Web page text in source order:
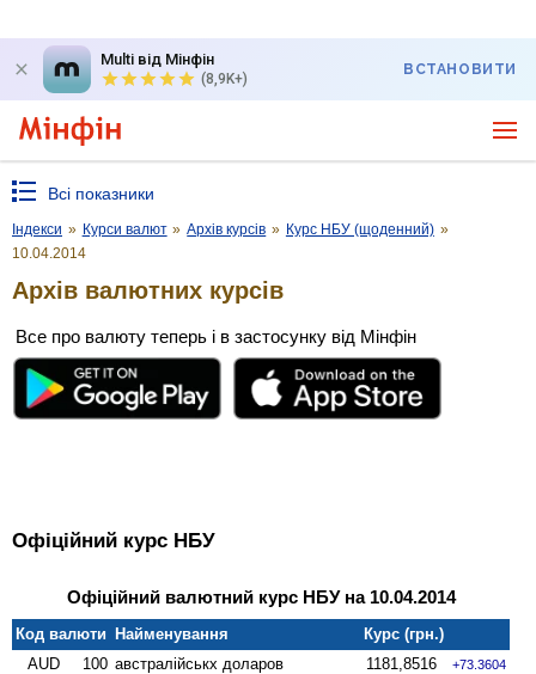
Multi від Мінфін
(8,9K+)
ВСТАНОВИТИ
Всі показники
Індекси » Курси валют » Архів курсів » Курс НБУ (щоденний) »
10.04.2014
Архів валютних курсів
Все про валюту теперь і в застосунку від Мінфін
Офіційний курс НБУ
Офіційний валютний курс НБУ на 10.04.2014
Код валюти Найменування
Курс (грн.)
AUD
100 австралійськх доларов 1181,8516 +73.3604